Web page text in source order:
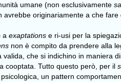
umane (non esclusivamente
avrebbe originariamente a che
a exaptations e ri-usi per la
non è compito da prendere alla
che si indichino in
cooptata. Tutto questo però, per il
un pattern